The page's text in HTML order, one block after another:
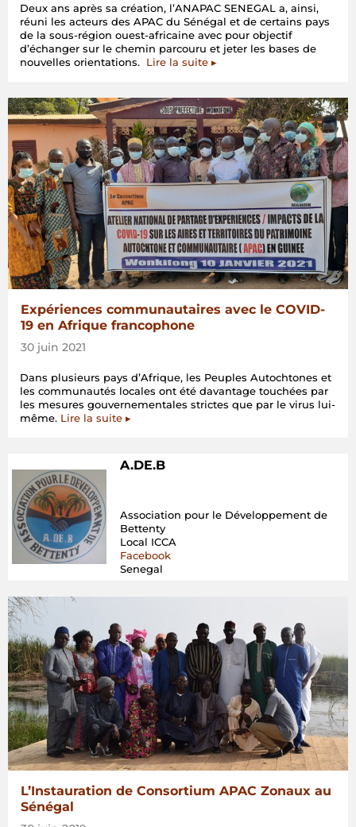
Deux ans après sa création, l’ANAPAC SENEGAL a, ainsi,
réuni les acteurs des APAC du Sénégal et de certains pays
de la sous-région ouest-africaine avec pour objectif
d’échanger sur le chemin parcouru et jeter les bases de
nouvelles orientations. Lire la suite ▸
Expériences communautaires avec le COVID-
19 en Afrique francophone
30 juin 2021
Dans plusieurs pays d’Afrique, les Peuples Autochtones et
les communautés locales ont été davantage touchées par
les mesures gouvernementales strictes que par le virus lui-
même. Lire la suite ▸
A.DE.B
Association pour le Développement de
Bettenty
Local ICCA
Facebook
Senegal
L’Instauration de Consortium APAC Zonaux au
Sénégal